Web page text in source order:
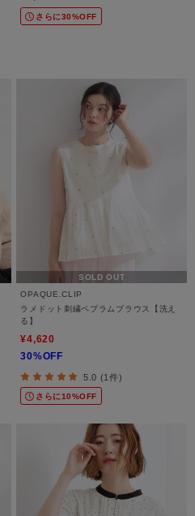
さらに30%OFF
SOLD OUT
OPAQUE.CLIP
ラメドット刺繍ペプラムブラウス【洗え
る】
¥4,620
30%OFF
5.0 (1件)
さらに10%OFF